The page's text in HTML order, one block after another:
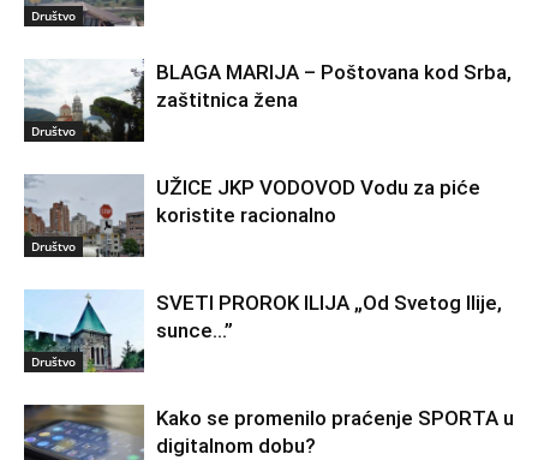
Društvo
Društvo
BLAGA MARIJA – Poštovana kod Srba,
zaštitnica žena
Društvo
UŽICE JKP VODOVOD Vodu za piće
koristite racionalno
Društvo
SVETI PROROK ILIJA „Od Svetog Ilije,
sunce…”
Kako se promenilo praćenje SPORTA u
digitalnom dobu?